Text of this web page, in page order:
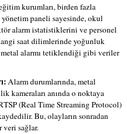
kurumları, birden fazla
paneli sayesinde, okul
alarm istatistiklerini ve personel
saat dilimlerinde yoğunluk
metal alarmı tetiklendiği gibi veriler
Alarm durumlarında, metal
kameraları anında o noktaya
(Real Time Streaming Protocol)
Bu, olayların sonradan
sağlar.